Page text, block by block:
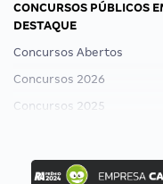
CONCURSOS PÚBLICOS
DESTAQUE
Concursos Abertos
Concursos 2026
Concursos 2025
Concurso Ibama